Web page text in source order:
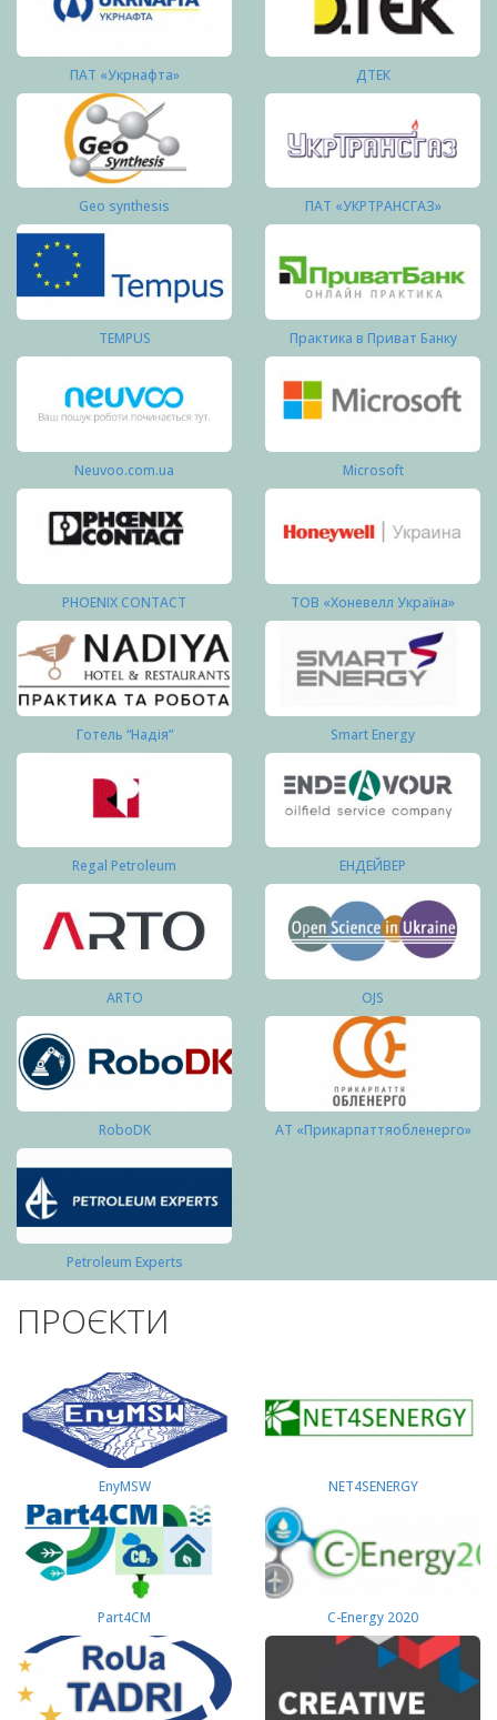
ПАТ «Укрнафта» ДТЕК
Geo synthesis ПАТ «УКРТРАНСГАЗ»
TEMPUS Практика в Приват Банку
Neuvoo.com.ua Microsoft
PHOENIX CONTACT ТОВ «Хоневелл Україна»
Готель “Надія” Smart Energy
Regal Petroleum ЕНДЕЙВЕР
ARTO OJS
RoboDK АТ «Прикарпаттяобленерго»
Petroleum Experts
ПРОЄКТИ
EnyMSW NET4SENERGY
Part4СМ C-Energy 2020